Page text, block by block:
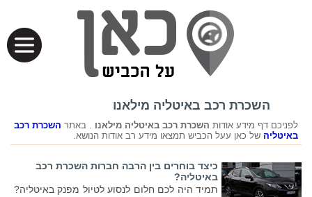
השכרת רכב באיטליה מילאנו
לפניכם דף מידע אודות השכרת רכב באיטליה מילאנו . באתר השכרת רכב
באיטליה של כאן עעל הכביש תמצאו מידע רב אודות הנושא.
כיצד בוחרים בין הרבה חברות השכרת רכב
באיטליה?
תמיד היה לכם חלום לנסוע לטיול מפנק באיטליה?